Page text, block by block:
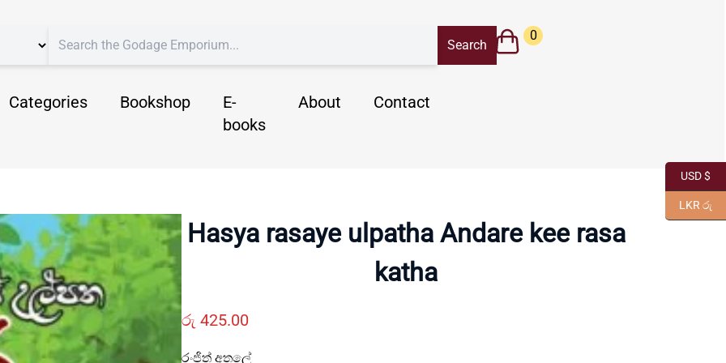
Categories Bookshop
E-
books
About Contact
0
Hasya rasaye ulpatha Andare kee rasa
katha
රු 425.00
රංජිත් අතලේ
USD $
LKR රු